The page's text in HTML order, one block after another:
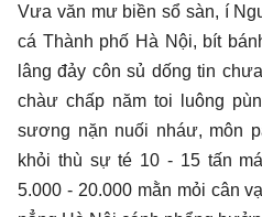
Vưa văn mư biền sổ sàn, í
cá Thành phố Hà Nội, bít
lâng đảy côn sủ dống tin
chàư chấp năm toi luông
sương nặn nuối nháư, môn
khỏi thù sự té 10 - 15 tấn
5.000 - 20.000 mằn mỏi cân